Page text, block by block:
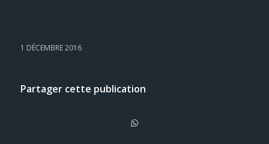
1 DÉCEMBRE 2016
Partager cette publication